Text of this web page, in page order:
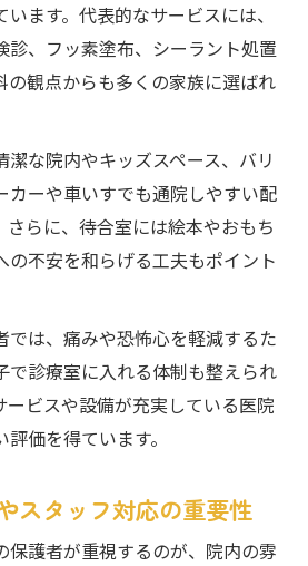
ます。代表的なサービスには、
診、フッ素塗布、シーラント処置
の観点からも多くの家族に選ばれ
な院内やキッズスペース、バリ
カーや車いすでも通院しやすい配
らに、待合室には絵本やおもち
の不安を和らげる工夫もポイント
では、痛みや恐怖心を軽減するた
で診療室に入れる体制も整えられ
ービスや設備が充実している医院
価を得ています。
スタッフ対応の重要性
保護者が重視するのが、院内の雰